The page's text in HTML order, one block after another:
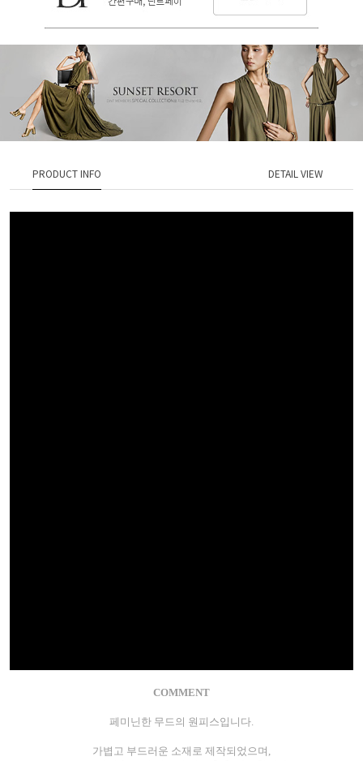
PRODUCT INFO DETAIL VIEW
COMMENT
페미닌한 무드의 원피스입니다.
가볍고 부드러운 소재로 제작되었으며,